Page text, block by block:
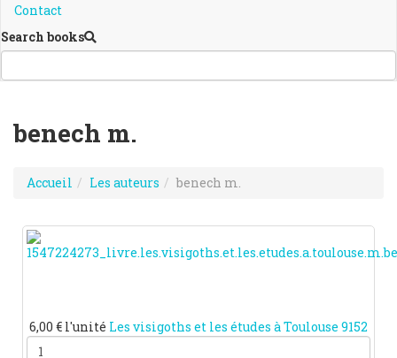
Contact
Search books
benech m.
Accueil Les auteurs benech m.
6,00 € l'unité Les visigoths et les études à Toulouse 9152